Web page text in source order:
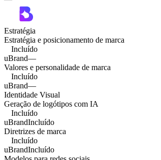
Estratégia
Estratégia e posicionamento de marca
Incluído
uBrand—
Valores e personalidade de marca
Incluído
uBrand—
Identidade Visual
Geração de logótipos com IA
Incluído
uBrandIncluído
Diretrizes de marca
Incluído
uBrandIncluído